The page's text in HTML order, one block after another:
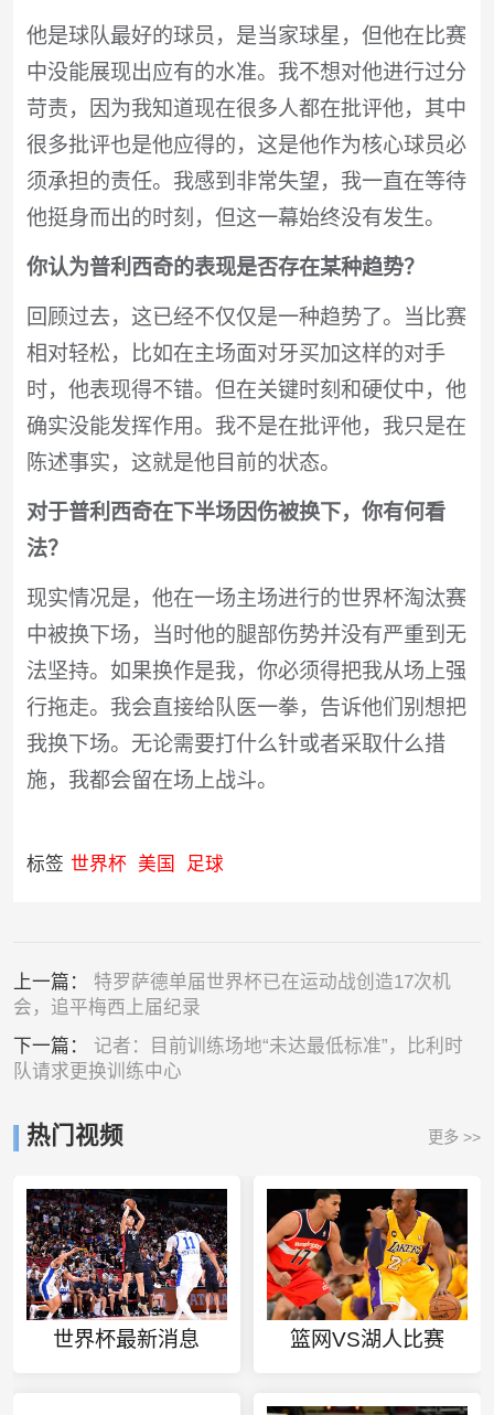
他是球队最好的球员，是当家球星，但他在比赛
中没能展现出应有的水准。我不想对他进行过分
苛责，因为我知道现在很多人都在批评他，其中
很多批评也是他应得的，这是他作为核心球员必
须承担的责任。我感到非常失望，我一直在等待
他挺身而出的时刻，但这一幕始终没有发生。
你认为普利西奇的表现是否存在某种趋势？
回顾过去，这已经不仅仅是一种趋势了。当比赛
相对轻松，比如在主场面对牙买加这样的对手
时，他表现得不错。但在关键时刻和硬仗中，他
确实没能发挥作用。我不是在批评他，我只是在
陈述事实，这就是他目前的状态。
对于普利西奇在下半场因伤被换下，你有何看
法？
现实情况是，他在一场主场进行的世界杯淘汰赛
中被换下场，当时他的腿部伤势并没有严重到无
法坚持。如果换作是我，你必须得把我从场上强
行拖走。我会直接给队医一拳，告诉他们别想把
我换下场。无论需要打什么针或者采取什么措
施，我都会留在场上战斗。
标签 世界杯 美国 足球
上一篇： 特罗萨德单届世界杯已在运动战创造17次机
会，追平梅西上届纪录
下一篇： 记者：目前训练场地“未达最低标准”，比利时
队请求更换训练中心
热门视频 更多 >>
世界杯最新消息 篮网VS湖人比赛